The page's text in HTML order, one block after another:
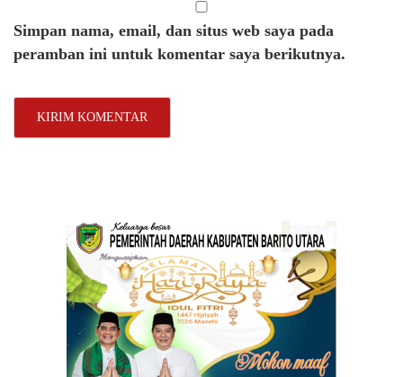
Simpan nama, email, dan situs web saya pada
peramban ini untuk komentar saya berikutnya.